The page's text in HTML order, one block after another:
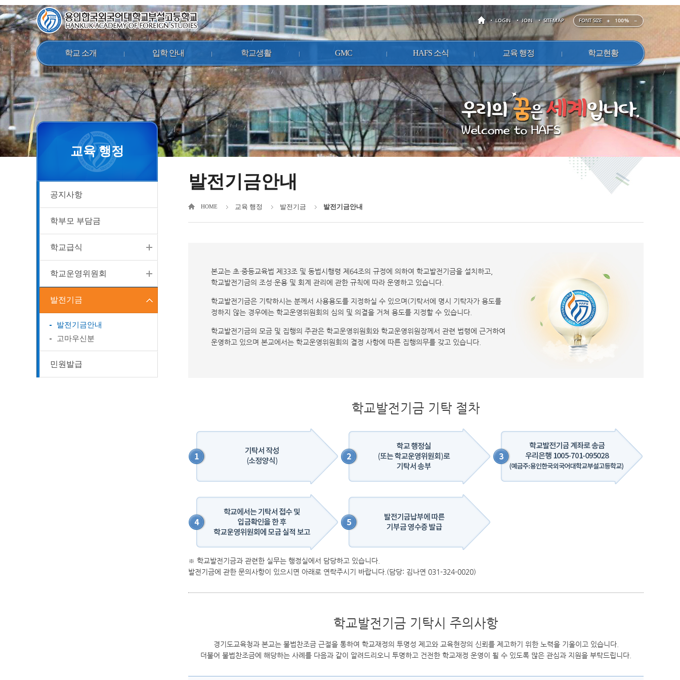
LOGIN JOIN SITEMAP FONT SIZE 100%
학교 소개 입학 안내 학교생활 GMC HAFS 소식 교육 행정 학교현황
교육 행정
공지사항
학부모 부담금
학교급식
학교운영위원회
발전기금
발전기금안내
고마우신분
민원발급
HOME 교육 행정 발전기금 발전기금안내
발전기금안내
본교는 초·중등교육법 제33조 및 동법시행령 제64조의 규정에 의하여 학교발전기금을 설치하고,
학교발전기금의 조성·운용 및 회계 관리에 관한 규칙에 따라 운영하고 있습니다.
학교발전기금은 기탁하시는 분께서 사용용도를 지정하실 수 있으며(기탁서에 명시 기탁자가 용도를
정하지 않는 경우에는 학교운영위원회의 심의 및 의결을 거쳐 용도를 지정할 수 있습니다.
학교발전기금의 모금 및 집행의 주관은 학교운영위원회와 학교운영위원장께서 관련 법령에 근거하여
운영하고 있으며 본교에서는 학교운영위원회의 결정 사항에 따른 집행의무를 갖고 있습니다.
학교발전기금 기탁 절차
※ 학교발전기금과 관련한 실무는 행정실에서 담당하고 있습니다.
발전기금에 관한 문의사항이 있으시면 아래로 연락주시기 바랍니다.(담당: 김나연 031-324-0020)
학교발전기금 기탁시 주의사항
경기도교육청과 본교는 불법찬조금 근절을 통하여 학교재정의 투명성 제고와 교육현장의 신뢰를 제고하기 위한 노력을 기울이고 있습니다.
더불어 불법찬조금에 해당하는 사례를 다음과 같이 알려드리오니 투명하고 건전한 학교재정 운영이 될 수 있도록 많은 관심과 지원을 부탁드립니다.